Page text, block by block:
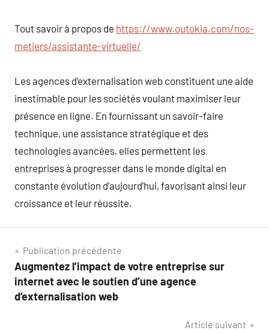
Tout savoir à propos de https://www.outokia.com/nos-
metiers/assistante-virtuelle/
Les agences d’externalisation web constituent une aide
inestimable pour les sociétés voulant maximiser leur
présence en ligne. En fournissant un savoir-faire
technique, une assistance stratégique et des
technologies avancées, elles permettent les
entreprises à progresser dans le monde digital en
constante évolution d’aujourd’hui, favorisant ainsi leur
croissance et leur réussite.
Navigation
de
l’article
Publication précédente
Augmentez l’impact de votre entreprise sur
internet avec le soutien d’une agence
d’externalisation web
Article suivant